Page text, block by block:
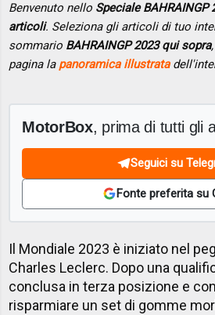
Benvenuto nello Speciale BAHRAINGP
articoli. Seleziona gli articoli di tuo
sommario BAHRAINGP 2023 qui sopra
pagina la panoramica illustrata
MotorBox, prima di tutti gli
Seguici su
Fonte preferita su
Il Mondiale 2023 è iniziato nel
Charles Leclerc. Dopo una
conclusa in terza posizione e
risparmiare un set di gomme